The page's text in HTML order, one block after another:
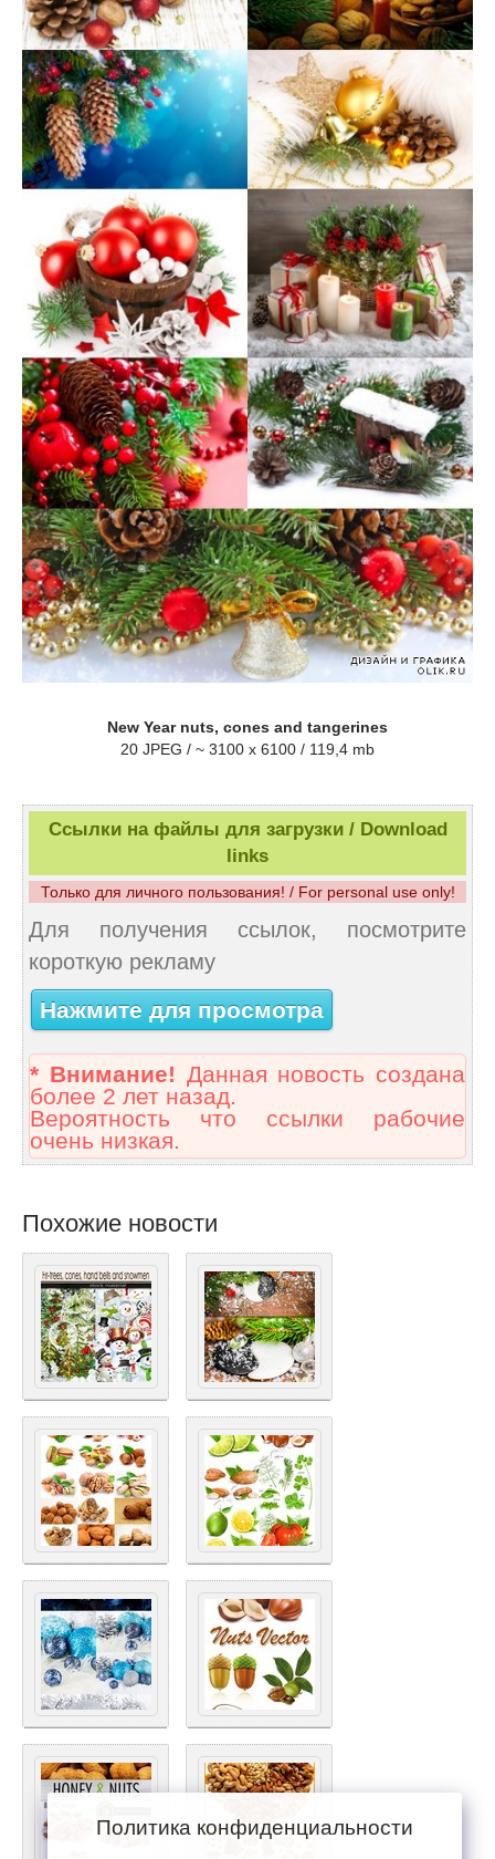
New Year nuts, cones and tangerines
20 JPEG / ~ 3100 x 6100 / 119,4 mb
Ссылки на файлы для загрузки / Download
links
Только для личного пользования! / For personal use only!
Для получения ссылок, посмотрите
короткую рекламу
Нажмите для просмотра
* Внимание! Данная новость создана
более 2 лет назад.
Вероятность что ссылки рабочие
очень низкая.
Похожие новости
Политика конфиденциальности